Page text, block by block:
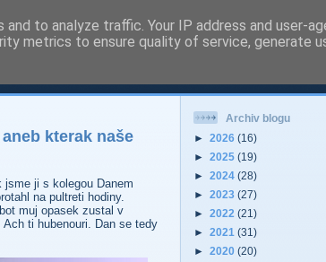
Hradec
kterak naše
ji s kolegou Danem
na pultreti hodiny.
muj opasek zustal v
ti hubenouri. Dan se tedy
Archiv blogu
► 2026 (16)
► 2025 (19)
► 2024 (28)
► 2023 (27)
► 2022 (21)
► 2021 (31)
► 2020 (20)
to analyze traffic. Your IP address and user-
metrics to ensure quality of service, generate